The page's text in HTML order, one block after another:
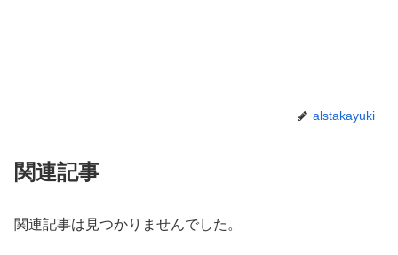
alstakayuki
関連記事
関連記事は見つかりませんでした。